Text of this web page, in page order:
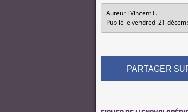
Auteur : Vincent L.
Publié le vendredi 21
PARTAGER